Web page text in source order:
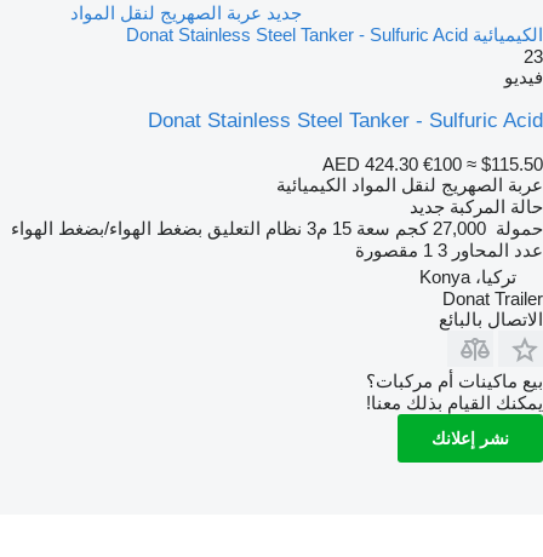
جديد عربة الصهريج لنقل المواد
الكيميائية Donat Stainless Steel Tanker - Sulfuric Acid
23
فيديو
Donat Stainless Steel Tanker - Sulfuric Acid
AED 424.30 €100 ≈ $115.50
عربة الصهريج لنقل المواد الكيميائية
حالة المركبة جديد
حمولة 27,000 كجم سعة 15 م3 نظام التعليق بضغط الهواء/بضغط الهواء
عدد المحاور 3 1 مقصورة
تركيا، Konya
Donat Trailer
الاتصال بالبائع
بيع ماكينات أم مركبات؟
يمكنك القيام بذلك معنا!
نشر إعلانك